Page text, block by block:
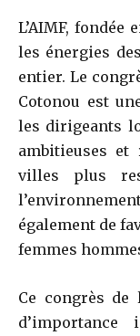
L’AIMF, fondée
les énergies
entier. Le
Cotonou est
les dirigeants
ambitieuses et
villes plus
également de
femmes
Ce congrès de